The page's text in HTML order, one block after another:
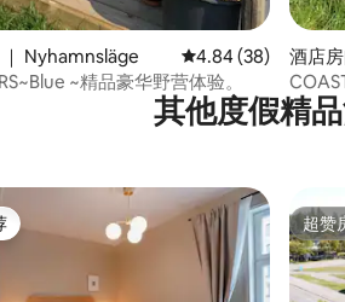
Nyhamnsläge 平均评分 4.84 分（
4.84 (38)
~精品豪华野营体验。
酒店
其他度假精
超赞
超赞